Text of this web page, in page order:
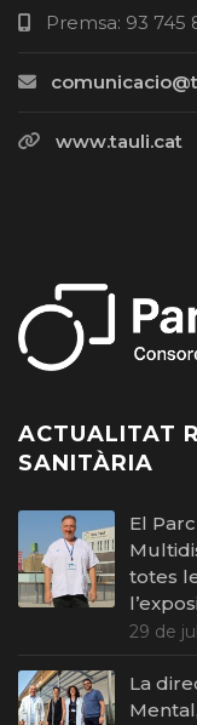
Premsa: 93 745
www.tauli.cat
ACTUALITAT
SANITÀRIA
El
totes
29 de
La